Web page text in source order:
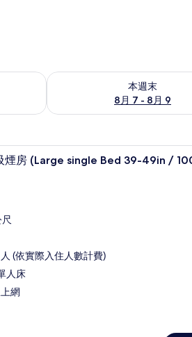
況
本週末
8月 7 - 8月 9
查看本週末 (8月 7 - 8月 9) 的
煙房 (Large single Bed 39-49in /
分
(依實際入住人數計費)
人床
網